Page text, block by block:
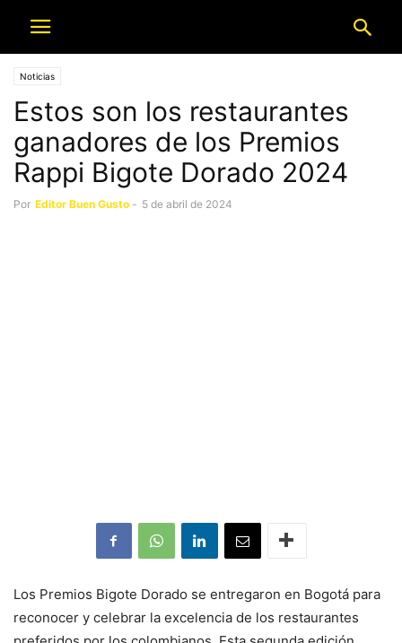
Noticias
Estos son los restaurantes
ganadores de los Premios
Rappi Bigote Dorado 2024
Por Editor Buen Gusto - 5 de abril de 2024
Los Premios Bigote Dorado se entregaron en Bogotá para
reconocer y celebrar la excelencia de los restaurantes